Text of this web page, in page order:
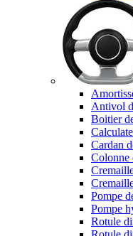
Antivol
Boitier
Cardan
Colonne
Pompe
Pompe
Rotule